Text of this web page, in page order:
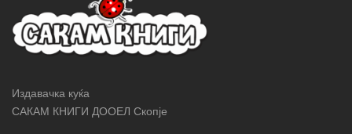
Издавачка куќа
САКАМ КНИГИ ДООЕЛ Скопје